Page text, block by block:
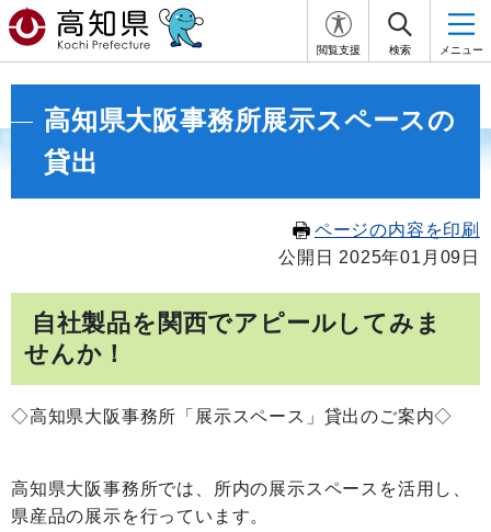
閲覧支援 検索 メニュー
高知県大阪事務所展示スペースの
貸出
ページの内容を印刷
公開日 2025年01月09日
自社製品を関西でアピールしてみま
せんか！
◇高知県大阪事務所「展示スペース」貸出のご案内◇
高知県大阪事務所では、所内の展示スペースを活用し、
県産品の展示を行っています。